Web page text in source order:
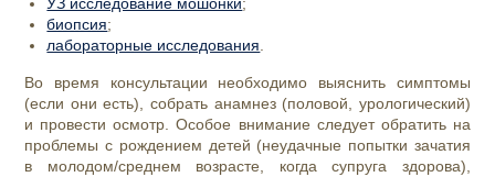
биопсия;
лабораторные исследования
Во время консультации необходимо выяснить симптомы
(если они есть), собрать анамнез (половой, урологический)
и провести осмотр. Особое внимание следует обратить на
проблемы с рождением детей (неудачные попытки зачатия
в молодом/среднем возрасте, когда супруга здорова),